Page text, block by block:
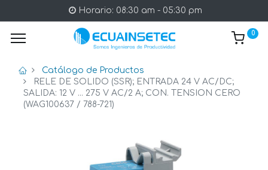
Horario: 08:30 am - 05:30 pm
0
Catálogo de Productos
RELE DE SOLIDO (SSR); ENTRADA 24 V AC/DC;
SALIDA: 12 V ... 275 V AC/2 A; CON. TENSION CERO
(WAG100637 / 788-721)